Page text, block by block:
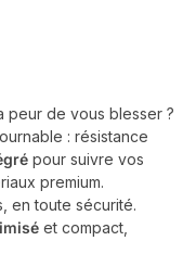
peur de vous blesser ?
: résistance
pour suivre vos
premium.
en toute sécurité.
et compact,